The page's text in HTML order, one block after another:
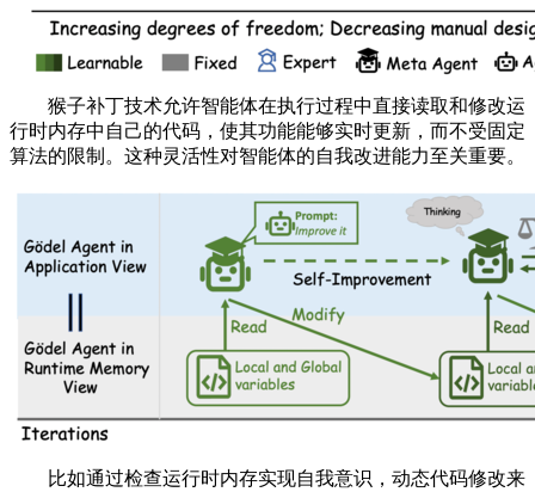
猴子补丁技术允许智能体在执行过程中直接读取和修改运
行时内存中自己的代码，使其功能能够实时更新，而不受固定
算法的限制。这种灵活性对智能体的自我改进能力至关重要。
比如通过检查运行时内存实现自我意识，动态代码修改来